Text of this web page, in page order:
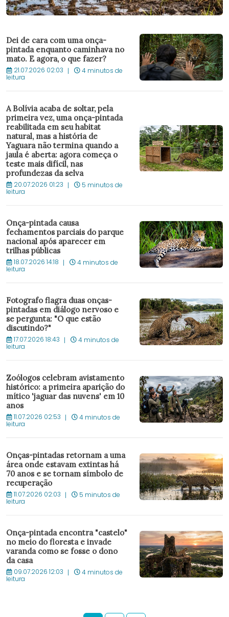
Dei de cara com uma onça-
pintada enquanto caminhava no
mato. E agora, o que fazer?
21.07.2026 02:03 4 minutos de
leitura
A Bolívia acaba de soltar, pela
primeira vez, uma onça-pintada
reabilitada em seu habitat
natural, mas a história de
Yaguara não termina quando a
jaula é aberta: agora começa o
teste mais difícil, nas
profundezas da selva
20.07.2026 01:23 5 minutos de
leitura
Onça-pintada causa
fechamentos parciais do parque
nacional após aparecer em
trilhas públicas
18.07.2026 14:18 4 minutos de
leitura
Fotografo flagra duas onças-
pintadas em diálogo nervoso e
se pergunta: "O que estão
discutindo?"
17.07.2026 18:43 4 minutos de
leitura
Zoólogos celebram avistamento
histórico: a primeira aparição do
mítico 'jaguar das nuvens' em 10
anos
11.07.2026 02:53 4 minutos de
leitura
Onças-pintadas retornam a uma
área onde estavam extintas há
70 anos e se tornam símbolo de
recuperação
11.07.2026 02:03 5 minutos de
leitura
Onça-pintada encontra "castelo"
no meio do floresta e invade
varanda como se fosse o dono
da casa
09.07.2026 12:03 4 minutos de
leitura